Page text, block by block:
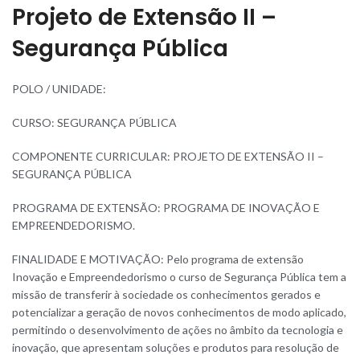
Projeto de Extensão II –
Segurança Pública
POLO / UNIDADE:
CURSO: SEGURANÇA PÚBLICA
COMPONENTE CURRICULAR: PROJETO DE EXTENSÃO II –
SEGURANÇA PÚBLICA
PROGRAMA DE EXTENSÃO: PROGRAMA DE INOVAÇÃO E
EMPREENDEDORISMO.
FINALIDADE E MOTIVAÇÃO: Pelo programa de extensão
Inovação e Empreendedorismo o curso de Segurança Pública tem a
missão de transferir à sociedade os conhecimentos gerados e
potencializar a geração de novos conhecimentos de modo aplicado,
permitindo o desenvolvimento de ações no âmbito da tecnologia e
inovação, que apresentam soluções e produtos para resolução de